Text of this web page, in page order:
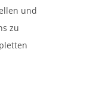
und
zu